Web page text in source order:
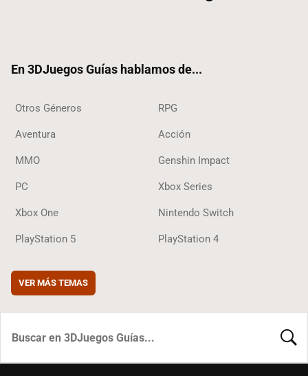
En 3DJuegos Guías hablamos de...
Otros Géneros RPG
Aventura Acción
MMO Genshin Impact
PC Xbox Series
Xbox One Nintendo Switch
PlayStation 5 PlayStation 4
VER MÁS TEMAS